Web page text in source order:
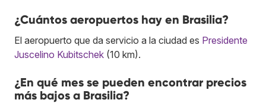
¿Cuántos aeropuertos hay en Brasilia?
El aeropuerto que da servicio a la ciudad es Presidente
Juscelino Kubitschek (10 km).
¿En qué mes se pueden encontrar precios
más bajos a Brasilia?